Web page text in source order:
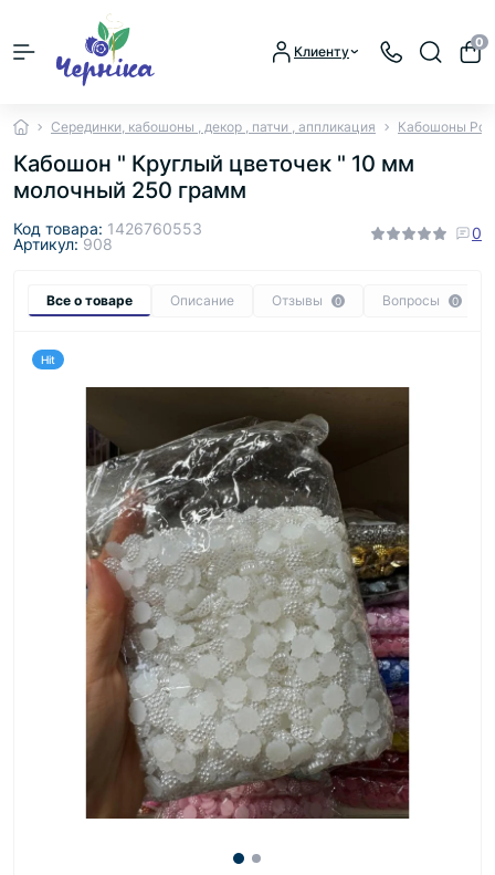
Клиенту
0
Серединки, кабошоны , декор , патчи , аппликация Кабошоны
Кабошон " Круглый цветочек " 10 мм
молочный 250 грамм
Код товара: 1426760553
Артикул:908
0
Все о товаре Описание Отзывы 0 Вопросы 0
Hit